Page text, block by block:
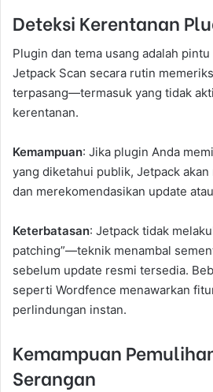
Deteksi Kerentanan
Plugin dan tema usang adalah
Jetpack Scan secara rutin
terpasang—termasuk yang tidak
kerentanan.
Kemampuan: Jika plugin Anda
yang diketahui publik, Jetpack
dan merekomendasikan update
Keterbatasan: Jetpack tidak
patching”—teknik menambal
sebelum update resmi tersedia.
seperti Wordfence menawarkan
perlindungan instan.
Kemampuan
Serangan